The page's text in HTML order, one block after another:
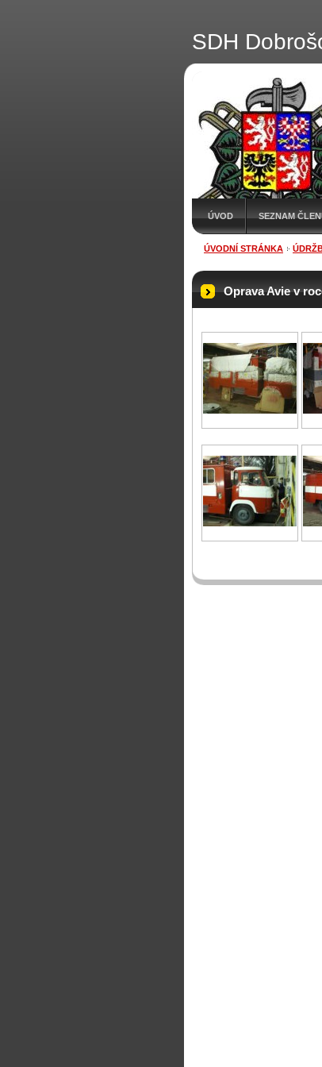
SDH
ÚVOD SEZNAM
ÚVODNÍ STRÁNKA
Oprava Avie v